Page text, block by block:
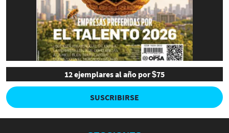
12 ejemplares al año por $75
SUSCRIBIRSE